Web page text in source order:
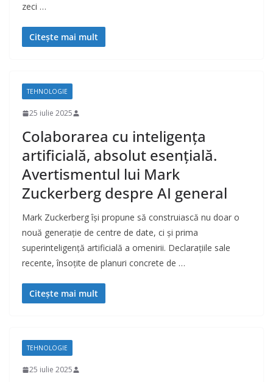
zeci …
Citește mai mult
TEHNOLOGIE
25 iulie 2025
Colaborarea cu inteligența
artificială, absolut esențială.
Avertismentul lui Mark
Zuckerberg despre AI general
Mark Zuckerberg își propune să construiască nu doar o
nouă generație de centre de date, ci și prima
superinteligență artificială a omenirii. Declarațiile sale
recente, însoțite de planuri concrete de …
Citește mai mult
TEHNOLOGIE
25 iulie 2025